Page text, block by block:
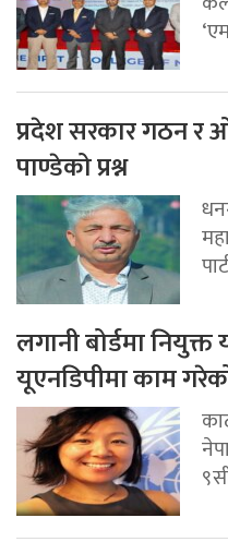
प्रदेश सरकार गठन र
पाण्डेको प्रश्न
लगानी बोर्डमा
यूएनडिपीमा काम